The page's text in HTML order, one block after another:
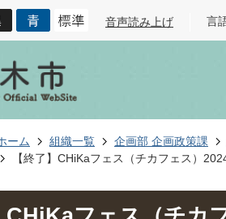
音声読み上げ 言
ーム 組織一覧 企画部 企画政策課
【終了】CHiKaフェス（チカフェス）